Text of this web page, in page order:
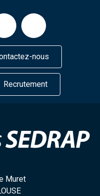
nous
Recrutement
Muret